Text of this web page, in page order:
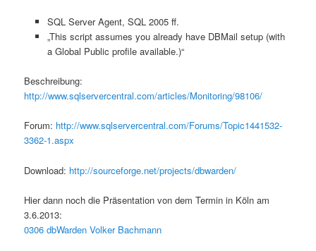
SQL Server Agent, SQL 2005 ff.
„This script assumes you already have DBMail setup (with
a Global Public profile available.)“
Beschreibung:
http://www.sqlservercentral.com/articles/Monitoring/98106/
Forum: http://www.sqlservercentral.com/Forums/Topic1441532-
3362-1.aspx
Download: http://sourceforge.net/projects/dbwarden/
Hier dann noch die Präsentation von dem Termin in Köln am
3.6.2013:
0306 dbWarden Volker Bachmann